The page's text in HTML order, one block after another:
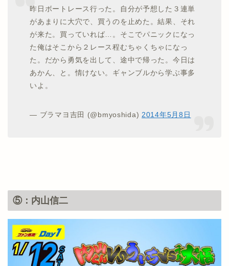
昨日ボートレース行った。自分が予想した３連単
があまりに大穴で、買うのを止めた。結果、それ
が来た。買っていれば…。そこでパニックになっ
た俺はそこから２レース程むちゃくちゃになっ
た。だから勇気を出して、途中で帰った。今日は
あかん、と。情けない。ギャンブルから学ぶ事多
いよ。
— ブラマヨ吉田 (@bmyoshida)2014年5月8日
⑤：内山信二